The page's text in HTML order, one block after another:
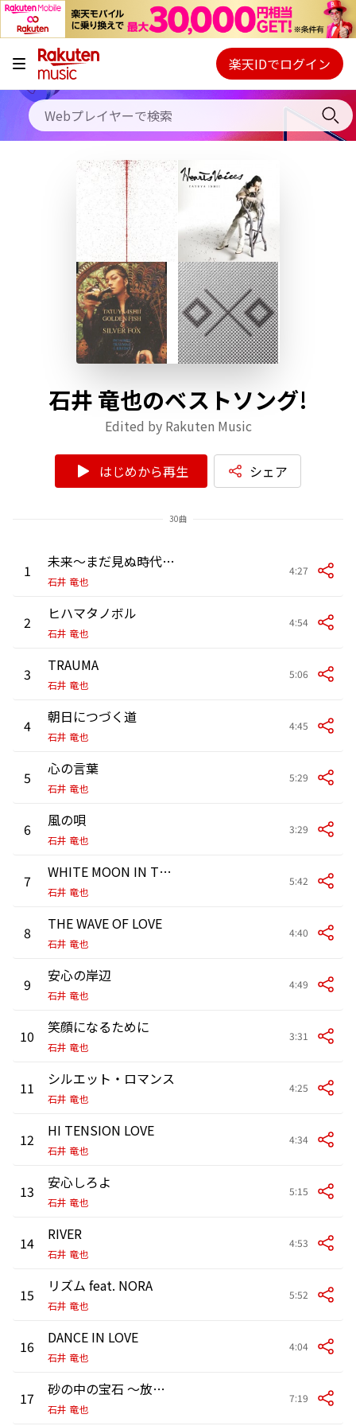
キャンペーン
料金プラン
使い方
初回30日間無料お試し
Webプレイヤー
ご契約内容の確認・変更
楽天IDでログイン
石井 竜也のベストソング!
Edited by Rakuten Music
はじめから再生 シェア
30曲
1 未来～まだ見ぬ時代よ～
石井 竜也
4:27
2 ヒハマタノボル
石井 竜也
4:54
3 TRAUMA
石井 竜也
5:06
4 朝日につづく道
石井 竜也
4:45
5 心の言葉
石井 竜也
5:29
6 風の唄
石井 竜也
3:29
7 WHITE MOON IN THE BLUE SKY
石井 竜也
5:42
8 THE WAVE OF LOVE
石井 竜也
4:40
9 安心の岸辺
石井 竜也
4:49
10 笑顔になるために
石井 竜也
3:31
11 シルエット・ロマンス
石井 竜也
4:25
12 HI TENSION LOVE
石井 竜也
4:34
13 安心しろよ
石井 竜也
5:15
14 RIVER
石井 竜也
4:53
15 リズム feat. NORA
石井 竜也
5:52
16 DANCE IN LOVE
石井 竜也
4:04
17 砂の中の宝石 〜放浪者〜
石井 竜也
7:19